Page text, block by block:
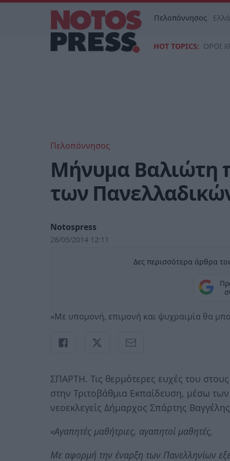
Πελοπόννησος
HOT TOPICS: ΟΡΟΙ
Πελοπόννησος
Μήνυμα Βαλιώτη
των
Notospress
28/05/2014 12:11
Δες περισσότερα άρθρα
«Με υπομονή, επιμονή και ψυχραιμία θα
ΣΠΑΡΤΗ. Τις θερμότερες ευχές του
στην Τριτοβάθμια Εκπαίδευση, μέσω
νεοεκλεγείς Δήμαρχος Σπάρτης
«Αγαπητές μαθήτριες, αγαπητοί μαθητές,
Με αφορμή την έναρξη των Πανελληνίων